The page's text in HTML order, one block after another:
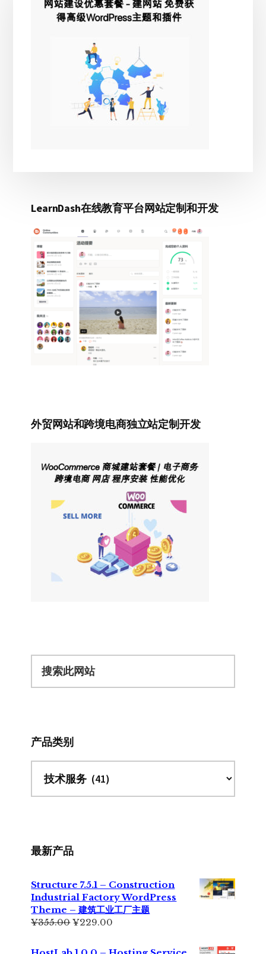
LearnDash在线教育平台网站定制和开发
外贸网站和跨境电商独立站定制开发
产品类别
最新产品
Structure 7.5.1 – Construction
Industrial Factory WordPress
Theme – 建筑工业工厂主题
¥355.00原
为：
¥229.00
价